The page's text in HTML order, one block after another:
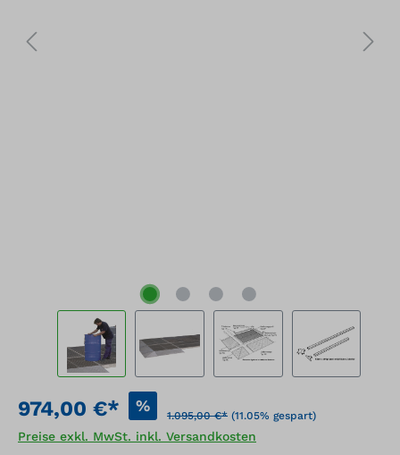
974,00 €* %
1.095,00 €* (11.05% gespart)
Preise exkl. MwSt. inkl. Versandkosten